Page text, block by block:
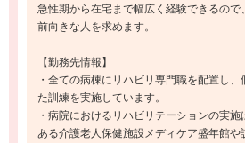
急性期から在宅まで幅広く経験できるの
前向きな人を求めます。
【勤務先情報】
・全ての病棟にリハビリ専門職を配置し
た訓練を実施しています。
・病院におけるリハビリテーションの実
ある介護老人保健施設メディケア盛年館や